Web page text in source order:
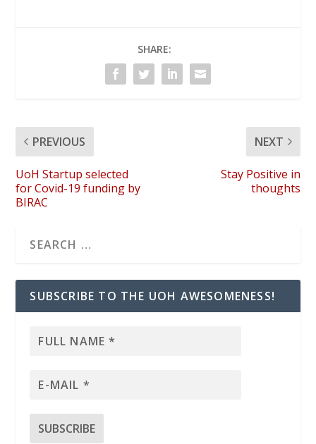
SHARE:
PREVIOUS
UoH Startup selected
for Covid-19 funding by
BIRAC
NEXT
Stay Positive in
thoughts
SUBSCRIBE TO THE UOH AWESOMENESS!